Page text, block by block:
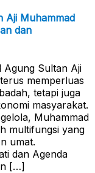
Aji Muhammad
dan
Agung Sultan Aji
memperluas
tetapi juga
masyarakat.
Muhammad
multifungsi yang
umat.
dan Agenda
[…]